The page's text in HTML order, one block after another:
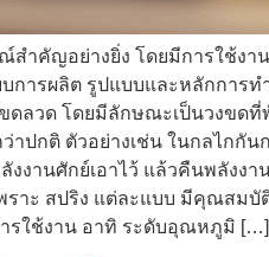
ำคัญอย่างยิ่ง โดยมีการใช้งา
การผลิต รูปแบบและหลักการ
ลวด โดยมีลักษณะเป็นวงขด
าปกติ ตัวอย่างเช่น ในกลไก
งงานศักย์เอาไว้ แล้วคืนพลัง
ราะ สปริง แต่ละแบบ มีคุณสม
รใช้งาน อาทิ ระดับอุณหภูมิ […]